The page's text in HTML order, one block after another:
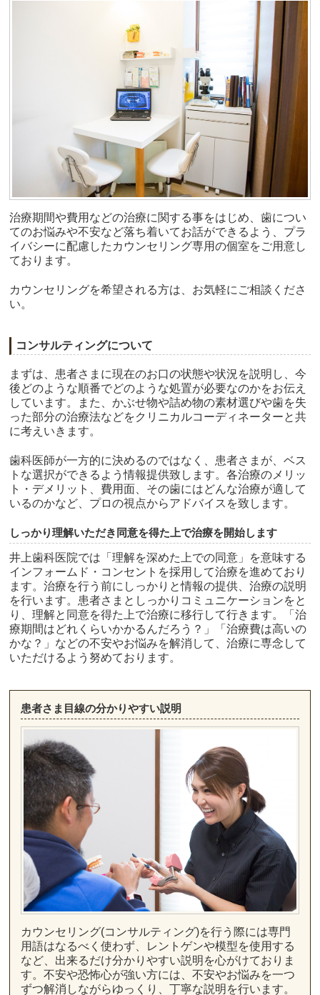
治療期間や費用などの治療に関する事をはじめ、歯につい
てのお悩みや不安など落ち着いてお話ができるよう、プラ
イバシーに配慮したカウンセリング専用の個室をご用意し
ております。
カウンセリングを希望される方は、お気軽にご相談くださ
い。
コンサルティングについて
まずは、患者さまに現在のお口の状態や状況を説明し、今
後どのような順番でどのような処置が必要なのかをお伝え
しています。また、かぶせ物や詰め物の素材選びや歯を失
った部分の治療法などをクリニカルコーディネーターと共
に考えいきます。
歯科医師が一方的に決めるのではなく、患者さまが、ベス
トな選択ができるよう情報提供致します。各治療のメリッ
ト・デメリット、費用面、その歯にはどんな治療が適して
いるのかなど、プロの視点からアドバイスを致します。
しっかり理解いただき同意を得た上で治療を開始します
井上歯科医院では「理解を深めた上での同意」を意味する
インフォームド・コンセントを採用して治療を進めており
ます。治療を行う前にしっかりと情報の提供、治療の説明
を行います。患者さまとしっかりコミュニケーションをと
り、理解と同意を得た上で治療に移行して行きます。「治
療期間はどれくらいかかるんだろう？」「治療費は高いの
かな？」などの不安やお悩みを解消して、治療に専念して
いただけるよう努めております。
患者さま目線の分かりやすい説明
カウンセリング(コンサルティング)を行う際には専門
用語はなるべく使わず、レントゲンや模型を使用する
など、出来るだけ分かりやすい説明を心がけておりま
す。不安や恐怖心が強い方には、不安やお悩みを一つ
ずつ解消しながらゆっくり、丁寧な説明を行います。